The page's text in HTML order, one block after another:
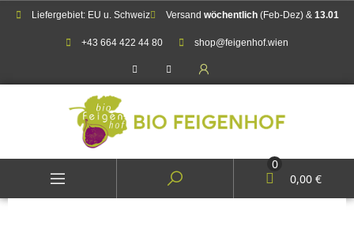
Liefergebiet: EU u. Schweiz Versand wöchentlich(Feb-Dez) & 13.01
+43 664 422 44 80 shop@feigenhof.wien
0
0,00 €